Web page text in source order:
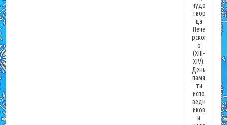
чудо
твор
ца
Пече
рског
о
(XIII-
XIV).
День
памя
ти
испо
ведн
иков
и